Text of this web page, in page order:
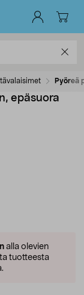
Pyöreä
epäsuora
alla olevien
tuotteesta